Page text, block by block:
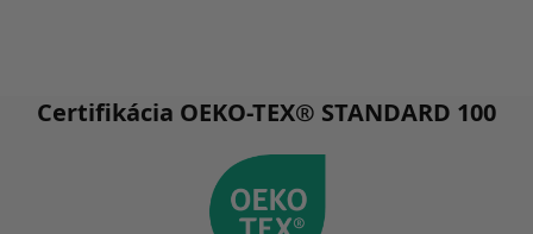
Certifikácia OEKO-TEX® STANDARD 100